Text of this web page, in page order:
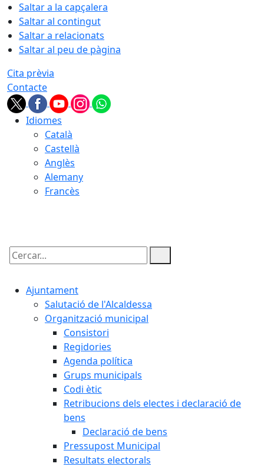
Saltar a la capçalera
Saltar al contingut
Saltar a relacionats
Saltar al peu de pàgina
Cita prèvia
Contacte
Idiomes
Català
Castellà
Anglès
Alemany
Francès
Cercar:
Ajuntament
Salutació de l'Alcaldessa
Organització municipal
Consistori
Regidories
Agenda política
Grups municipals
Codi ètic
Retribucions dels electes i declaració de
bens
Declaració de bens
Pressupost Municipal
Resultats electorals